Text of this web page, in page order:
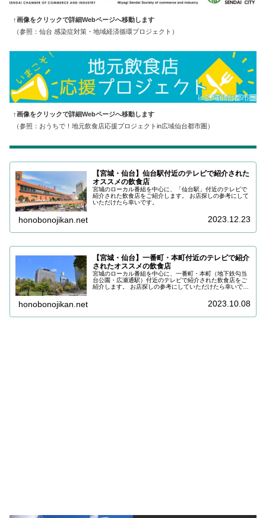
↑画像をクリックで詳細Webページへ移動します
（参照：仙台 感染症対策・地域経済循環プロジェクト）
↑画像をクリックで詳細Webページへ移動します
（参照：おうちで！地元飲食店応援プロジェクトin広域仙台都市圏）
【宮城・仙台】仙台駅付近のテレビで紹介された
オススメの飲食店
宮城のローカル番組を中心に、「仙台駅」付近のテレビで
紹介された飲食店をご紹介します。 お店探しの参考にして
いただけたら幸いです。
honobonojikan.net 2023.12.23
【宮城・仙台】一番町・本町付近のテレビで紹介
されたオススメの飲食店
宮城のローカル番組を中心に、一番町・本町（地下鉄勾当
台公園・広瀬通駅）付近のテレビで紹介された飲食店をご
紹介します。 お店探しの参考にしていただけたら幸いで
honobonojikan.net 2023.10.08